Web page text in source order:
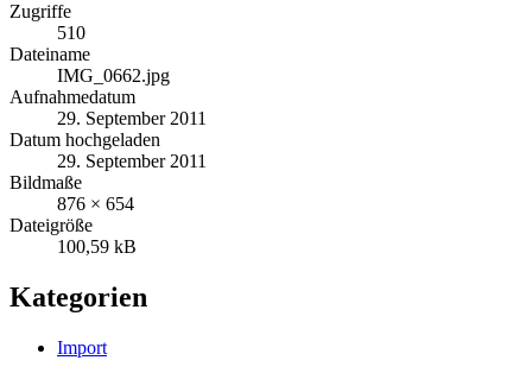
Zugriffe
510
Dateiname
IMG_0662.jpg
Aufnahmedatum
29. September 2011
Datum hochgeladen
29. September 2011
Bildmaße
876 × 654
Dateigröße
100,59 kB
Kategorien
Import